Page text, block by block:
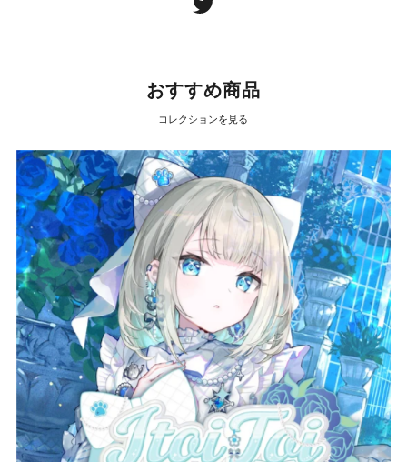
おすすめ商品
コレクションを見る